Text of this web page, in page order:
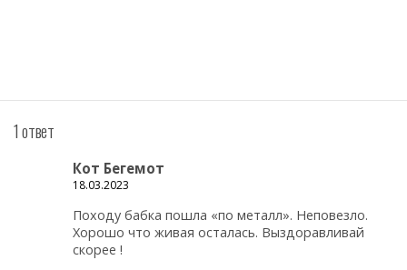
1 ответ
Кот Бегемот
18.03.2023
Походу бабка пошла «по металл». Неповезло.
Хорошо что живая осталась. Выздоравливай
скорее !